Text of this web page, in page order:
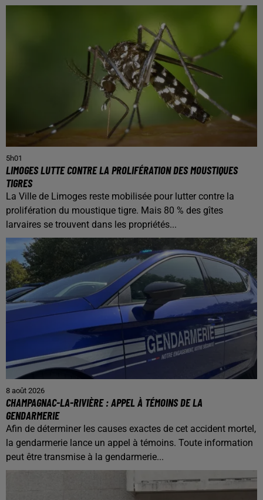
5h01
LIMOGES LUTTE CONTRE LA PROLIFÉRATION DES MOUSTIQUES
TIGRES
La Ville de Limoges reste mobilisée pour lutter contre la
prolifération du moustique tigre. Mais 80 % des gîtes
larvaires se trouvent dans les propriétés...
8 août 2026
CHAMPAGNAC-LA-RIVIÈRE : APPEL À TÉMOINS DE LA
GENDARMERIE
Afin de déterminer les causes exactes de cet accident mortel,
la gendarmerie lance un appel à témoins. Toute information
peut être transmise à la gendarmerie...